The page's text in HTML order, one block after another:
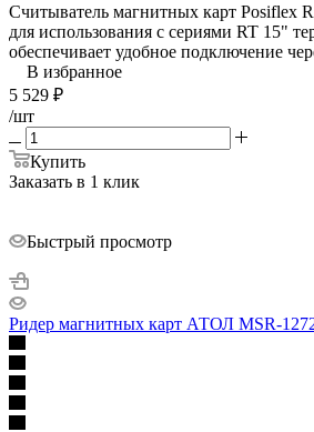
Считыватель магнитных карт Posiflex
для использования с сериями RT 15"
обеспечивает удобное подключение
В избранное
5 529 ₽
/шт
Купить
Заказать в 1 клик
Быстрый просмотр
Ридер магнитных карт АТОЛ MSR-